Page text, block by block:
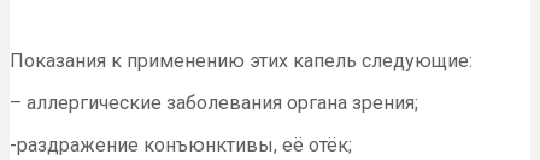
Показания к применению этих капель следующие:
– аллергические заболевания органа зрения;
-раздражение конъюнктивы, её отёк;